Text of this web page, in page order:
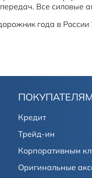
Все
года в
Кредит
Трейд-ин
Корпоративным
Оригинальные